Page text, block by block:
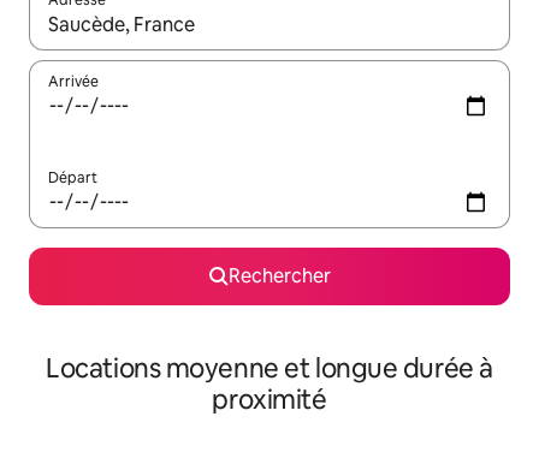
Lorsque les résultats s'affichent, utilisez les flèches vers le
Arrivée
Départ
Rechercher
Locations moyenne et longue durée à
proximité